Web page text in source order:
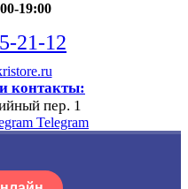
19:00
21-12
контакты:
пер. 1
Telegram